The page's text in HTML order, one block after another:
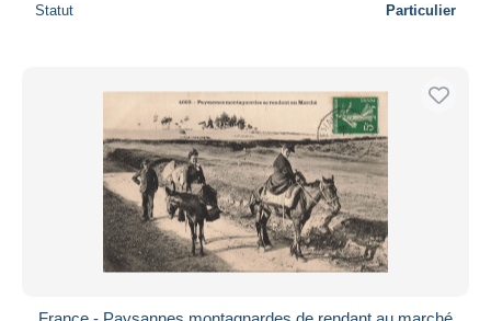
Statut Particulier